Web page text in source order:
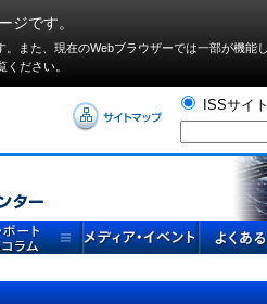
ジです。
また、現在のWebブラウザーでは⼀部が機能
ください。
ISSサイ